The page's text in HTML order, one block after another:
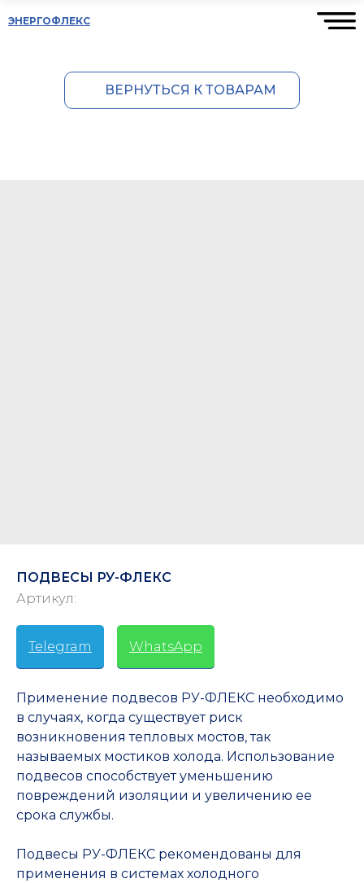
ЭНЕРГОФЛЕКС
ВЕРНУТЬСЯ К ТОВАРАМ
ПОДВЕСЫ РУ-ФЛЕКС
Артикул:
Telegram WhatsApp
Применение подвесов РУ-ФЛЕКС необходимо
в случаях, когда существует риск
возникновения тепловых мостов, так
называемых мостиков холода. Использование
подвесов способствует уменьшению
повреждений изоляции и увеличению ее
срока службы.
Подвесы РУ-ФЛЕКС рекомендованы для
применения в системах холодного